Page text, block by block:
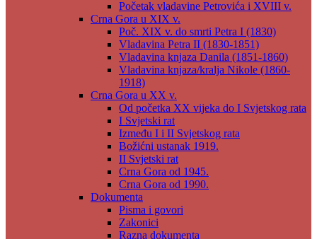
Početak vladavine Petrovića i XVIII v.
Crna Gora u XIX v.
Poč. XIX v. do smrti Petra I (1830)
Vladavina Petra II (1830-1851)
Vladavina knjaza Danila (1851-1860)
Vladavina knjaza/kralja Nikole (1860-
1918)
Crna Gora u XX v.
Od početka XX vijeka do I Svjetskog rata
I Svjetski rat
Između I i II Svjetskog rata
Božićni ustanak 1919.
II Svjetski rat
Crna Gora od 1945.
Crna Gora od 1990.
Dokumenta
Pisma i govori
Zakonici
Razna dokumenta